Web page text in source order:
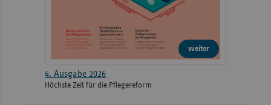
weiter
4. Ausgabe 2026
Höchste Zeit für die Pflegereform